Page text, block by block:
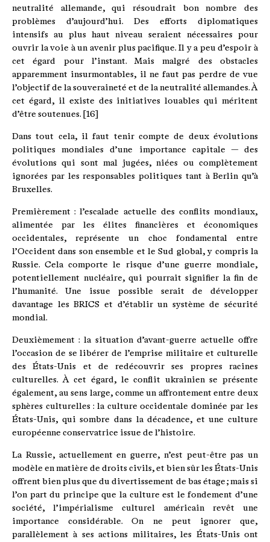
neutralité allemande, qui résoudrait bon nombre des
problèmes d’aujourd’hui. Des efforts diplomatiques
intensifs au plus haut niveau seraient nécessaires pour
ouvrir la voie à un avenir plus pacifique. Il y a peu d’espoir à
cet égard pour l’instant. Mais malgré des obstacles
apparemment insurmontables, il ne faut pas perdre de vue
l’objectif de la souveraineté et de la neutralité allemandes. À
cet égard, il existe des initiatives louables qui méritent
d’être soutenues. [16]
Dans tout cela, il faut tenir compte de deux évolutions
politiques mondiales d’une importance capitale — des
évolutions qui sont mal jugées, niées ou complètement
ignorées par les responsables politiques tant à Berlin qu’à
Bruxelles.
Premièrement : l’escalade actuelle des conflits mondiaux,
alimentée par les élites financières et économiques
occidentales, représente un choc fondamental entre
l’Occident dans son ensemble et le Sud global, y compris la
Russie. Cela comporte le risque d’une guerre mondiale,
potentiellement nucléaire, qui pourrait signifier la fin de
l’humanité. Une issue possible serait de développer
davantage les BRICS et d’établir un système de sécurité
mondial.
Deuxièmement : la situation d’avant-guerre actuelle offre
l’occasion de se libérer de l’emprise militaire et culturelle
des États-Unis et de redécouvrir ses propres racines
culturelles. À cet égard, le conflit ukrainien se présente
également, au sens large, comme un affrontement entre deux
sphères culturelles : la culture occidentale dominée par les
États-Unis, qui sombre dans la décadence, et une culture
européenne conservatrice issue de l’histoire.
La Russie, actuellement en guerre, n’est peut-être pas un
modèle en matière de droits civils, et bien sûr les États-Unis
offrent bien plus que du divertissement de bas étage ; mais si
l’on part du principe que la culture est le fondement d’une
société, l’impérialisme culturel américain revêt une
importance considérable. On ne peut ignorer que,
parallèlement à ses actions militaires, les États-Unis ont